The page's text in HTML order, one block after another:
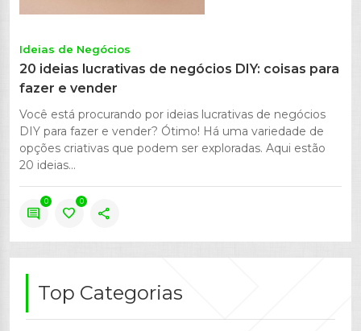
Ideias de Negócios
20 ideias lucrativas de negócios DIY: coisas para
fazer e vender
Você está procurando por ideias lucrativas de negócios
DIY para fazer e vender? Ótimo! Há uma variedade de
opções criativas que podem ser exploradas. Aqui estão
20 ideias...
comment
0
favorite
0
share
Top Categorias